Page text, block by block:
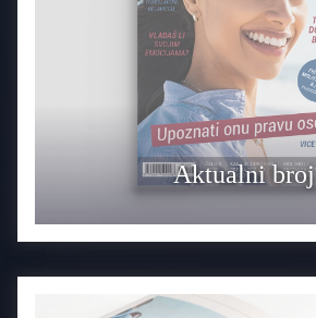
Aktualni broj